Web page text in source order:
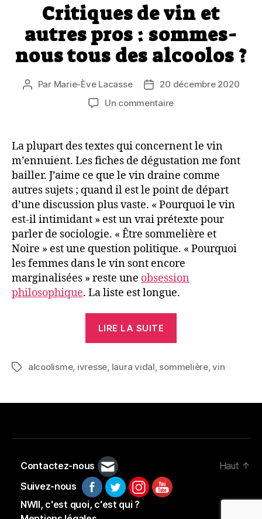
Critiques de vin et
autres pros : sommes-
nous tous des alcoolos ?
Auteur
Par Marie-Ève Lacasse
Date20 décembre 2020
Un commentairesur
autres
pros
:
sommes-
nous
tous
des
?
La plupart des textes qui concernent le vin
m’ennuient. Les fiches de dégustation me font
bailler. J’aime ce que le vin draine comme
autres sujets ; quand il est le point de départ
d’une discussion plus vaste. « Pourquoi le vin
est-il intimidant » est un vrai prétexte pour
parler de sociologie. « Être sommelière et
Noire » est une question politique. « Pourquoi
les femmes dans le vin sont encore
marginalisées » reste une obsession
philosophique. La liste est longue.
LIRE LA SUITE
et
pros
Étiquettes
alcoolisme, ivresse, laura vidal, sommelière,vin
Contactez-nous
Suivez-nous
NWII, c'est quoi, c'est qui ?
Haut ↑